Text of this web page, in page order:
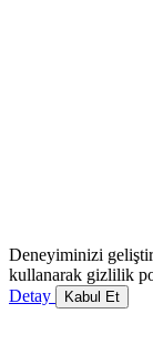
Deneyiminizi
kullanarak gizlilik
Detay
Kabul Et